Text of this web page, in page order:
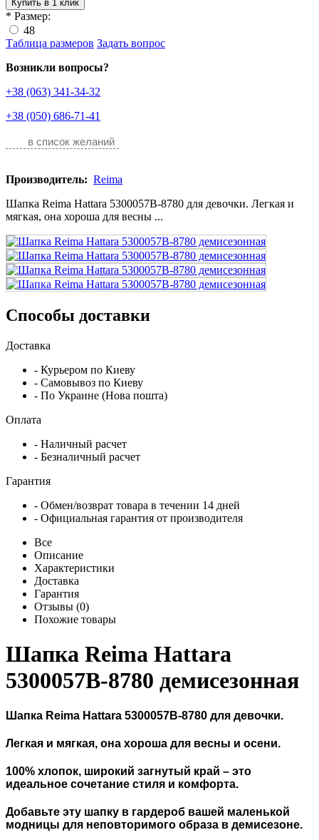
Купить в 1 клик
* Размер:
48
Таблица размеров Задать вопрос
Возникли вопросы?
+38 (063) 341-34-32
+38 (050) 686-71-41
в список желаний
Производитель: Reima
Шапка Reima Hattara 5300057B-8780 для девочки. Легкая и
мягкая, она хороша для весны ...
Способы доставки
Доставка
- Курьером по Киеву
- Самовывоз по Киеву
- По Украине (Нова пошта)
Оплата
- Наличный расчет
- Безналичный расчет
Гарантия
- Обмен/возврат товара в течении 14 дней
- Официальная гарантия от производителя
Все
Описание
Характеристики
Доставка
Гарантия
Отзывы (0)
Похожие товары
Шапка Reima Hattara
5300057B-8780 демисезонная
Шапка Reima Hattara 5300057B-8780 для девочки.
Легкая и мягкая, она хороша для весны и осени.
100% хлопок, широкий загнутый край – это
идеальное сочетание стиля и комфорта.
Добавьте эту шапку в гардероб вашей маленькой
модницы для неповторимого образа в демисезоне.